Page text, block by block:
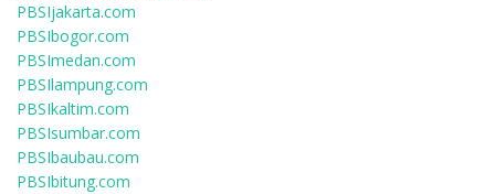
PBSIjakarta.com
PBSIbogor.com
PBSImedan.com
PBSIlampung.com
PBSIkaltim.com
PBSIsumbar.com
PBSIbaubau.com
PBSIbitung.com